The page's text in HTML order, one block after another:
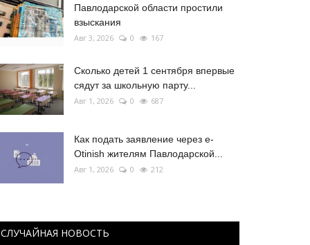
Павлодарской области простили
взыскания
Авг 3, 2026 0 167
Сколько детей 1 сентября впервые
сядут за школьную парту...
Авг 1, 2026 0 687
Как подать заявление через e-
Otinish жителям Павлодарской...
Авг 1, 2026 0 212
СЛУЧАЙНАЯ НОВОСТЬ